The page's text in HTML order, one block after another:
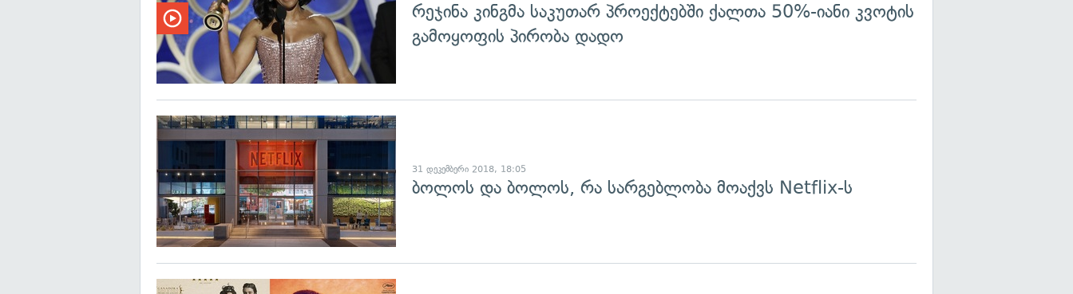
რეჯინა კინგმა საკუთარ პროექტებში ქალთა 50%-იანი კვოტის
გამოყოფის პირობა დადო
31 დეკემბერი 2018, 18:05
ბოლოს და ბოლოს, რა სარგებლობა მოაქვს Netflix-ს